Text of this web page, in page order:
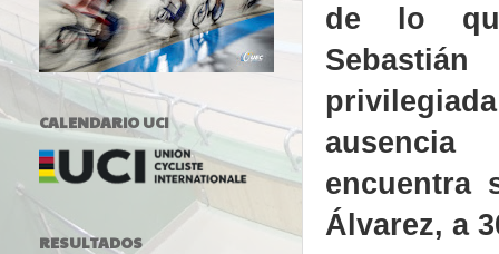
de lo
encuentra
Álvarez, a
CALENDARIO UCI
RESULTADOS